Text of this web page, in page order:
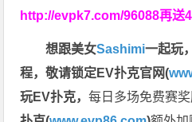
http://evpk7.com/96088再送
想跟美女Sashimi一起玩
程，敬请锁定EV扑克官网(
玩EV扑克，每日多场免费赛